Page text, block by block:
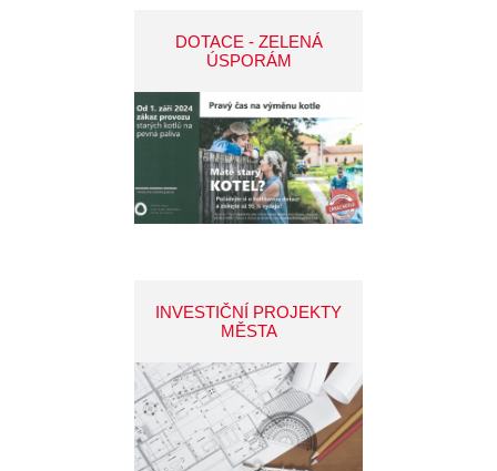
DOTACE - ZELENÁ
ÚSPORÁM
INVESTIČNÍ PROJEKTY
MĚSTA